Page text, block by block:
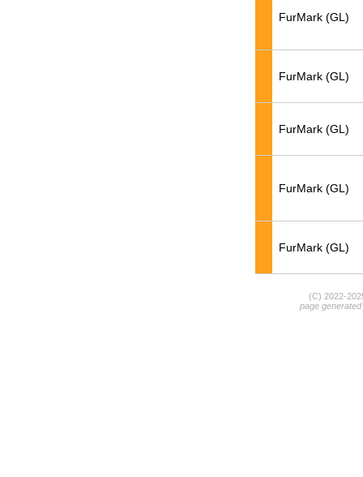
FurMark (GL)
FurMark (GL)
FurMark (GL)
FurMark (GL)
FurMark (GL)
(C) 2022-
page